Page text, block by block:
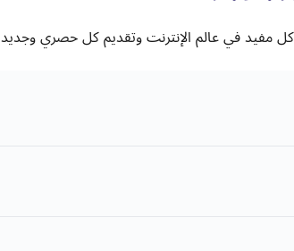
مفيد في عالم الإنترنت وتقديم كل حصري وجديد